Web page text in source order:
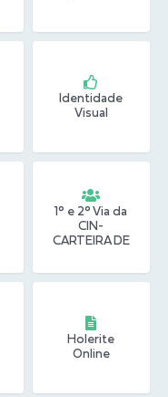
Identidade
Visual
1° e 2° Via da
CIN-
CARTEIRA DE
NACIONAL
Holerite
Online